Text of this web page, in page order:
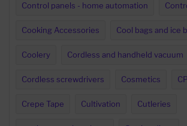
Control panels - home automation
Cooking Accessories Cool bags and ice
Coolery Cordless and handheld vacuum
Cordless screwdrivers Cosmetics
Crepe Tape Cultivation Cutleries